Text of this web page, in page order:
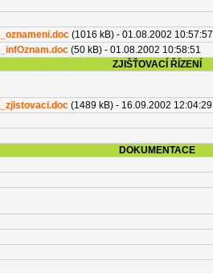
(1016 kB) - 01.08.2002 10:57:57
(50 kB) - 01.08.2002 10:58:51
ZJIŠŤOVACÍ ŘÍZENÍ
(1489 kB) - 16.09.2002 12:04:29
DOKUMENTACE